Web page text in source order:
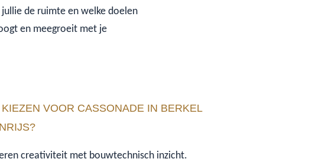
de ruimte en welke doelen
en meegroeit met je
VOOR CASSONADE IN BERKEL
creativiteit met bouwtechnisch inzicht.